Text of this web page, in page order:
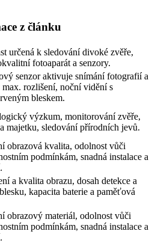
z článku
určená k sledování divoké zvěře,
fotoaparát a senzory.
senzor aktivuje snímání fotografií a
rozlišení, noční vidění s
bleskem.
výzkum, monitorování zvěře,
majetku, sledování přírodních jevů.
obrazová kvalita, odolnost vůči
podmínkám, snadná instalace a
a kvalita obrazu, dosah detekce a
kapacita baterie a paměťová
obrazový materiál, odolnost vůči
podmínkám, snadná instalace a